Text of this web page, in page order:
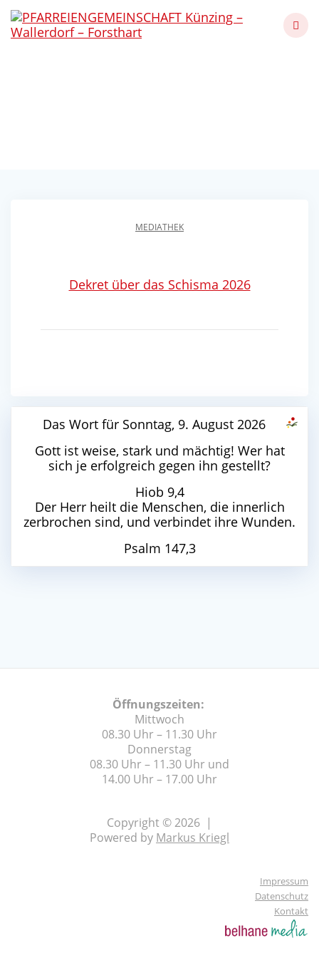
to
MEDIATHEK
Dekret über das Schisma 2026
Das Wort für Sonntag, 9. August 2026
Gott ist weise, stark und mächtig! Wer hat
sich je erfolgreich gegen ihn gestellt?
Hiob 9,4
Der Herr heilt die Menschen, die innerlich
zerbrochen sind, und verbindet ihre Wunden.
Psalm 147,3
Öffnungszeiten:
Mittwoch
08.30 Uhr – 11.30 Uhr
Donnerstag
08.30 Uhr – 11.30 Uhr und
14.00 Uhr – 17.00 Uhr
Copyright © 2026 |
Powered by Markus Kriegl
Impressum
Datenschutz
Kontakt